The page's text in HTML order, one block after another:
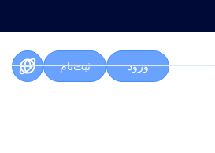
ورود ثبت‌نام